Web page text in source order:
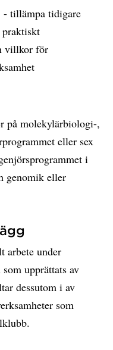
- tillämpa tidigare
praktiskt
villkor för
på molekylärbiologi-,
eller sex
i
genomik eller
arbete under
upprättats av
dessutom i av
som